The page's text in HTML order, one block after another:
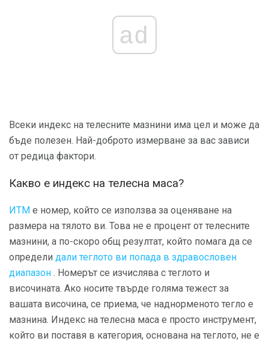
ad
Всеки индекс на телесните мазнини има цел и може да
бъде полезен. Най-доброто измерване за вас зависи
от редица фактори.
Какво е индекс на телесна маса?
ИТМ е номер, който се използва за оценяване на
размера на тялото ви. Това не е процент от телесните
мазнини, а по-скоро общ резултат, който помага да се
определи дали теглото ви попада в здравословен
диапазон . Номерът се изчислява с теглото и
височината. Ако носите твърде голяма тежест за
вашата височина, се приема, че наднорменото тегло е
мазнина. Индекс на телесна маса е просто инструмент,
който ви поставя в категория, основана на теглото, не е